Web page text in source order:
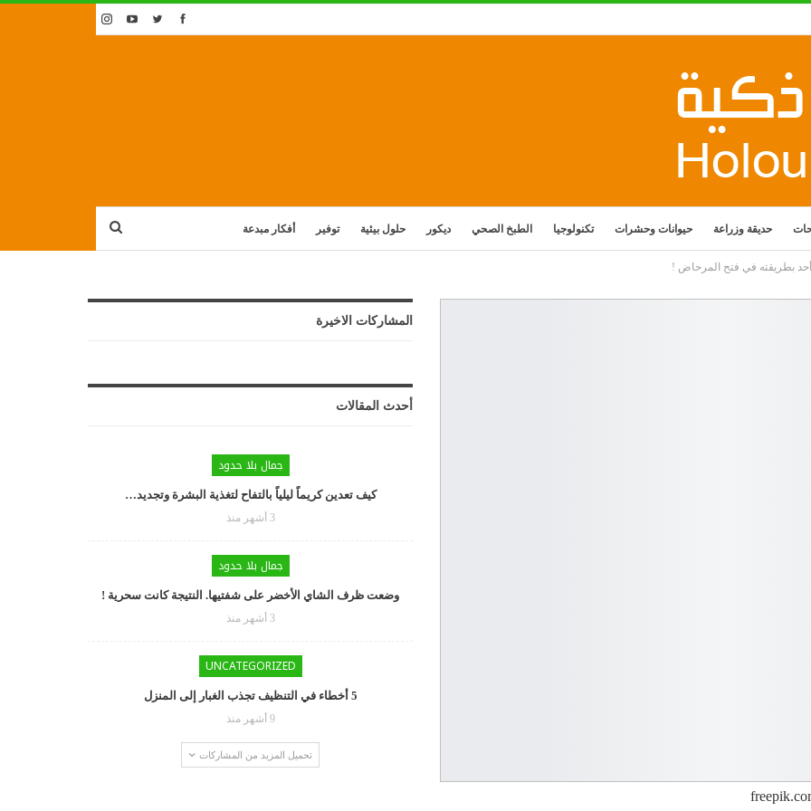
حديقة وزراعة حيوانات وحشرات تكنولوجيا الطبخ الصحي ديكور حلول بيئية توفير أفكار مبدعة
بطريقته في فتح المرحاض !
المشاركات الاخيرة
أحدث المقالات
جمال بلا حدود
كيف تعدين كريماً ليلياً بالتفاح لتغذية البشرة وتجديد…
3 أشهر منذ
جمال بلا حدود
وضعت ظرف الشاي الأخضر على شفتيها. النتيجة كانت سحرية !
3 أشهر منذ
UNCATEGORIZED
5 أخطاء في التنظيف تجذب الغبار إلى المنزل
9 أشهر منذ
تحميل المزيد من المشاركات